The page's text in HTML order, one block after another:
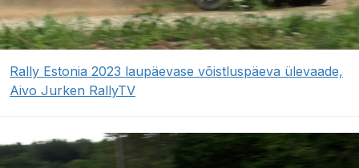
Rally Estonia 2023 laupäevase võistluspäeva ülevaade,
Aivo Jurken RallyTV